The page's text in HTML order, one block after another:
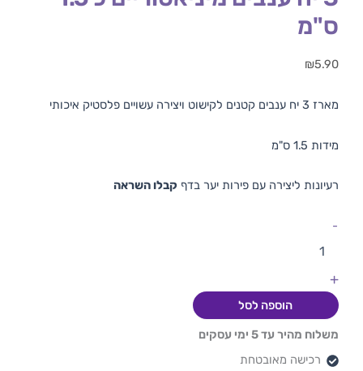
ס"מ
₪5.90
מארז 3 יח ענבים קטנים לקישוט ויצירה עשויים פלסטיק איכותי
מידות 1.5 ס"מ
רעיונות ליצירה עם פירות יער בדף קבלו השראה
-
+
הוספה לסל
משלוח מהיר עד 5 ימי עסקים
רכישה מאובטחת